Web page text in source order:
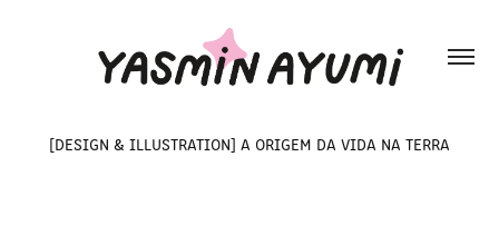
[DESIGN & ILLUSTRATION] A ORIGEM DA VIDA NA TERRA